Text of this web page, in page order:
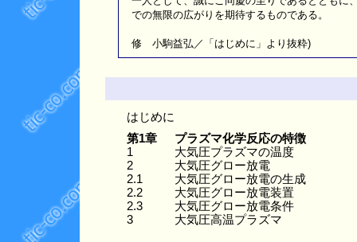
での無限の広がりを期待するものである。
修 小駒益弘／「はじめに」より抜粋)
はじめに
第1章
プラズマ化学反応の特徴
1
大気圧プラズマの温度
2
大気圧グロー放電
2.1
大気圧グロー放電の生成
2.2
大気圧グロー放電装置
2.3
大気圧グロー放電条件
3
大気圧高温プラズマ